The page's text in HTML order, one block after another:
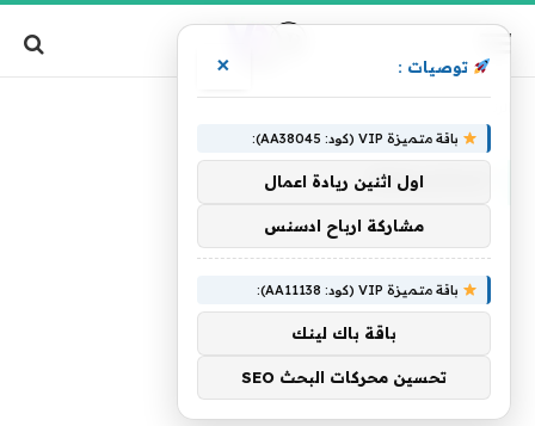
استنسخها
توصيات : ×
باقة متميزة VIP (كود: AA38045):
اول اثنين ريادة اعمال
مشاركة ارباح ادسنس
باقة متميزة VIP (كود: AA11138):
باقة باك لينك
تحسين محركات البحث SEO